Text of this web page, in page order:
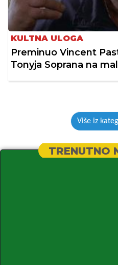
KULTNA ULOGA
Preminuo Vincent
Tonyja Soprana na
Više iz
TRENUTNO